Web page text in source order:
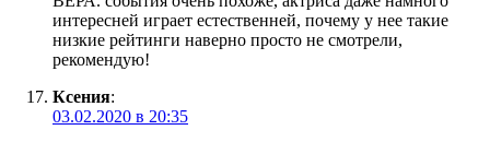
интересней играет естественней, почему у нее такие
низкие рейтинги наверно просто не смотрели,
рекомендую!
Ксения:
03.02.2020 в 20:35